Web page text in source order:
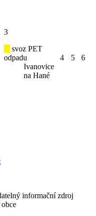
3
svoz PET
odpadu
Ivanovice
na Hané
4 5 6
informační zdroj